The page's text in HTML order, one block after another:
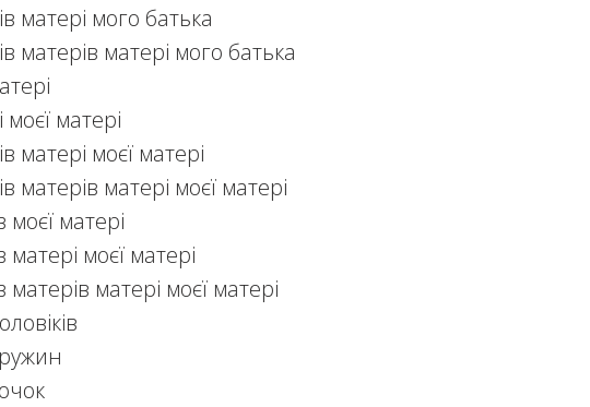
матері мого батька
матерів матері мого батька
матері
матері моєї матері
матерів матері моєї матері
моєї матері
матері моєї матері
матерів матері моєї матері